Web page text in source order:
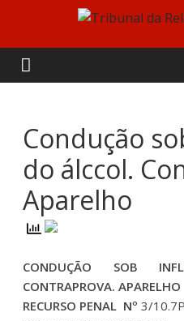
content
Tribunal
da
Relação
de
Coimbra
Condução
do álccol.
Aparelho
CONDUÇÃO SOB
CONTRAPROVA. APARELHO
RECURSO PENAL Nº3/